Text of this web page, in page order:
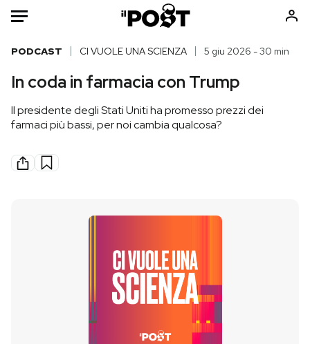
Auto
HOME
Italia
Politica
Tecnologia
Moda
Media
Altrecose
Mondiali calcio 2026
PODCAST CI VUOLE UNA SCIENZA 5 giu 2026 - 30 min
In coda in farmacia con Trump
Il presidente degli Stati Uniti ha promesso prezzi dei
farmaci più bassi, per noi cambia qualcosa?